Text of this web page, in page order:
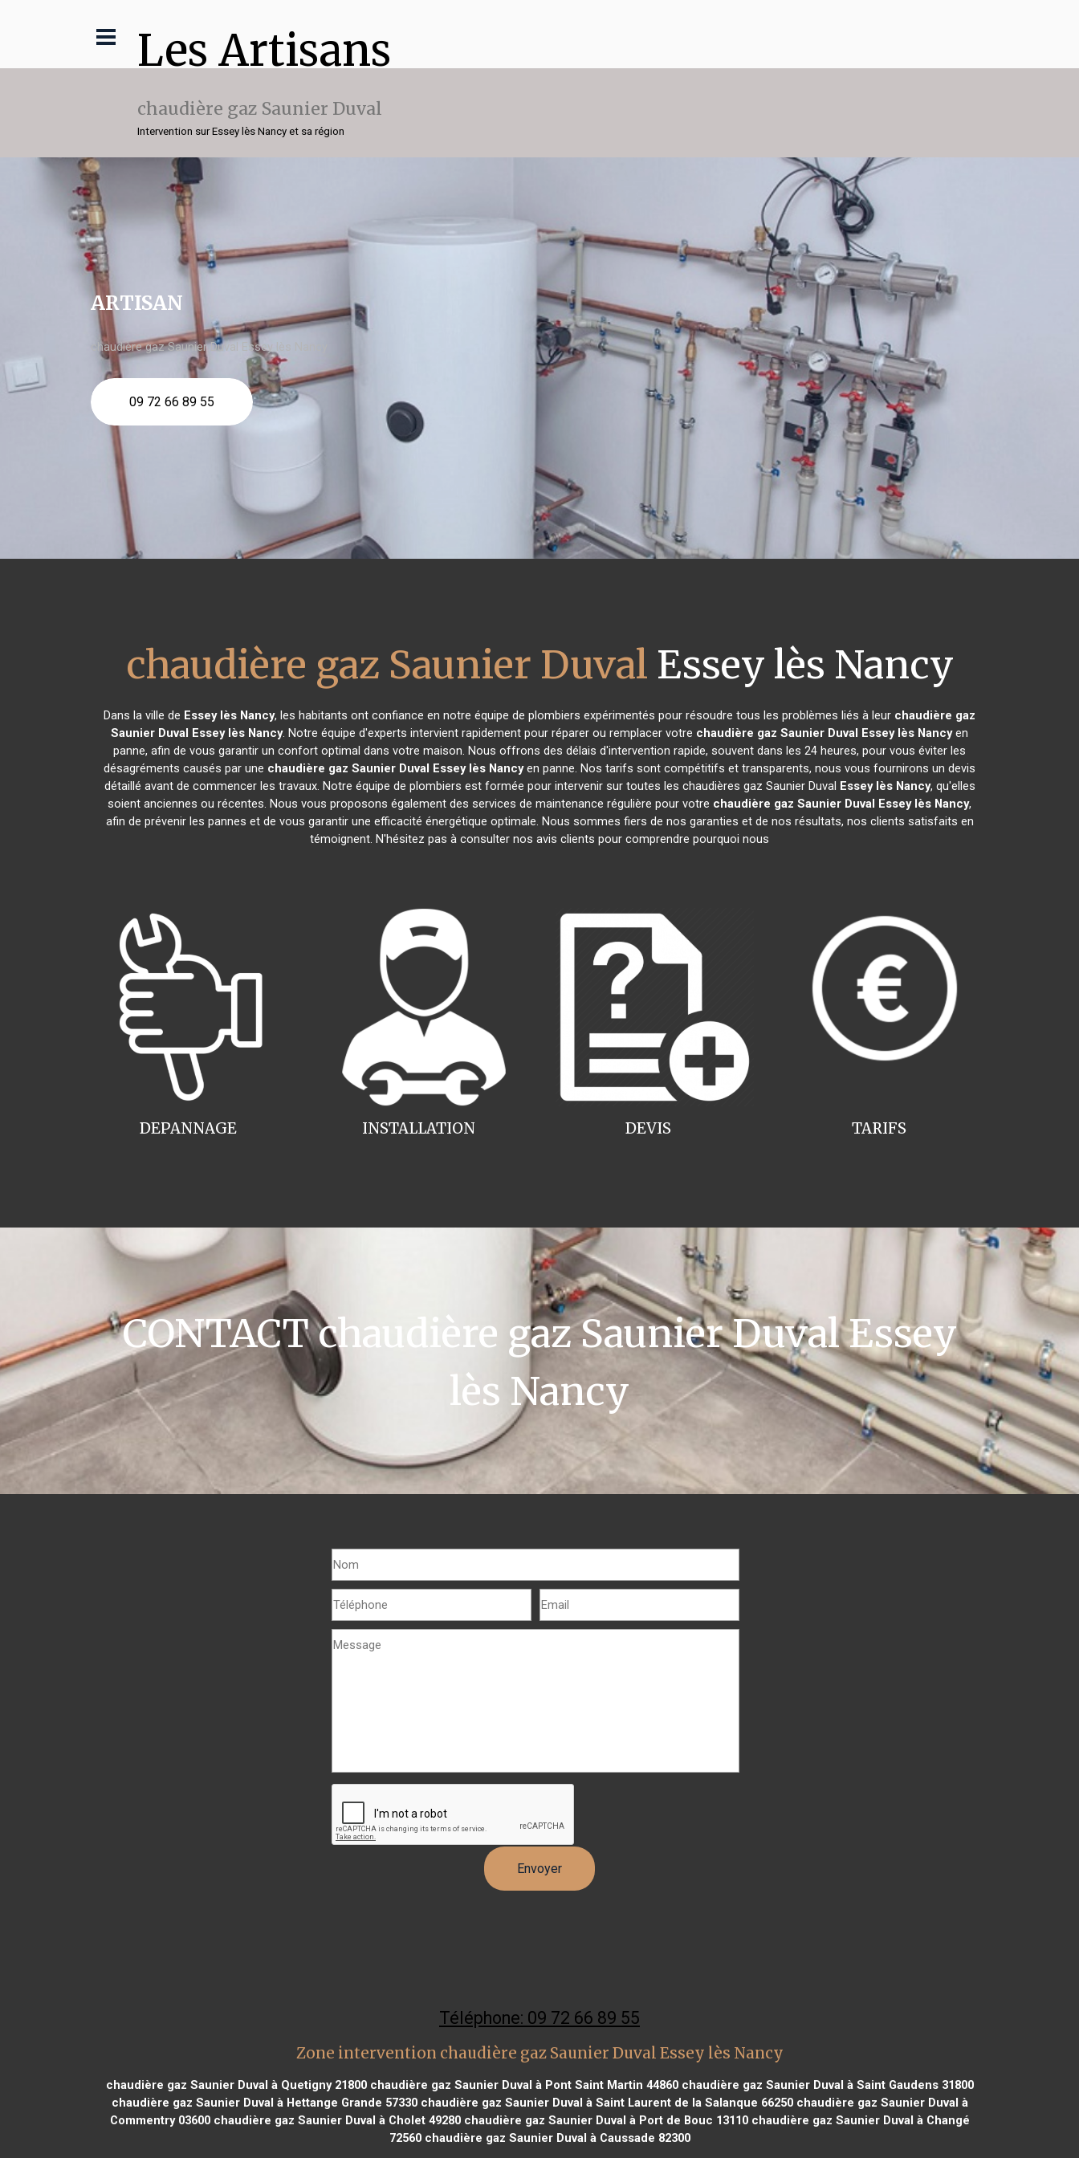
Les Artisans
chaudière gaz Saunier Duval
Intervention sur Essey lès Nancy et sa région
ARTISAN
chaudière gaz Saunier Duval Essey lès Nancy
09 72 66 89 55
chaudière gaz Saunier Duval Essey lès Nancy
Dans la ville de Essey lès Nancy, les habitants ont confiance en notre équipe de plombiers expérimentés pour résoudre tous les problèmes liés à leur chaudière gaz
Saunier Duval Essey lès Nancy. Notre équipe d'experts intervient rapidement pour réparer ou remplacer votre chaudière gaz Saunier Duval Essey lès Nancyen
panne, afin de vous garantir un confort optimal dans votre maison. Nous offrons des délais d'intervention rapide, souvent dans les 24 heures, pour vous éviter les
désagréments causés par une chaudière gaz Saunier Duval Essey lès Nancyen panne. Nos tarifs sont compétitifs et transparents, nous vous fournirons un devis
détaillé avant de commencer les travaux. Notre équipe de plombiers est formée pour intervenir sur toutes les chaudières gaz Saunier Duval Essey lès Nancy, qu'elles
soient anciennes ou récentes. Nous vous proposons également des services de maintenance régulière pour votre chaudière gaz Saunier Duval Essey lès Nancy,
afin de prévenir les pannes et de vous garantir une efficacité énergétique optimale. Nous sommes fiers de nos garanties et de nos résultats, nos clients satisfaits en
témoignent. N'hésitez pas à consulter nos avis clients pour comprendre pourquoi nous
INSTALLATION
DEPANNAGE TARIFS
DEVIS
CONTACT chaudière gaz Saunier Duval Essey
lès Nancy
Téléphone: 09 72 66 89 55
Zone intervention chaudière gaz Saunier Duval Essey lès Nancy
chaudière gaz Saunier Duval à Quetigny 21800chaudière gaz Saunier Duval à Pont Saint Martin 44860chaudière gaz Saunier Duval à Saint Gaudens 31800
chaudière gaz Saunier Duval à Hettange Grande 57330chaudière gaz Saunier Duval à Saint Laurent de la Salanque 66250chaudière gaz Saunier Duval à
Commentry 03600chaudière gaz Saunier Duval à Cholet 49280chaudière gaz Saunier Duval à Port de Bouc 13110chaudière gaz Saunier Duval à Changé
72560chaudière gaz Saunier Duval à Caussade 82300